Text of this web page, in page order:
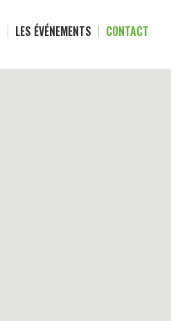
LES ÉVÉNEMENTS CONTACT